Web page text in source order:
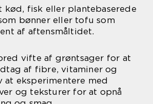
kød, fisk eller plantebaserede
bønner eller tofu som
af aftensmåltidet.
vifte af grøntsager for at
af fibre, vitaminer og
at eksperimentere med
og teksturer for at opnå